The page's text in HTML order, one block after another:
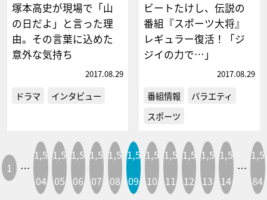
塚本高史が現場で「山
の日だよ」と言った理
由。その言葉に込めた
意外な気持ち
2017.08.29
ドラマ インタビュー
ビートたけし、伝説の
番組『スポーツ大将』
レギュラー復活！「ジ
ジイの力で…」
2017.08.29
番組情報
バラエティ
スポーツ
1 …
1,5
04
1,5
05
1,5
06
1,5
07
1,5
08
1,5
09
1,5
10
1,5
11
1,5
12
1,5
13
1,5
14
…
1,5
84